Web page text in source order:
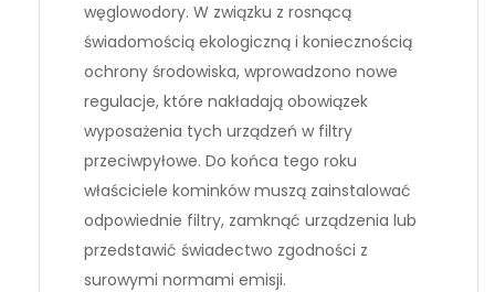
węglowodory. W związku z rosnącą
świadomością ekologiczną i koniecznością
ochrony środowiska, wprowadzono nowe
regulacje, które nakładają obowiązek
wyposażenia tych urządzeń w filtry
przeciwpyłowe. Do końca tego roku
właściciele kominków muszą zainstalować
odpowiednie filtry, zamknąć urządzenia lub
przedstawić świadectwo zgodności z
surowymi normami emisji.